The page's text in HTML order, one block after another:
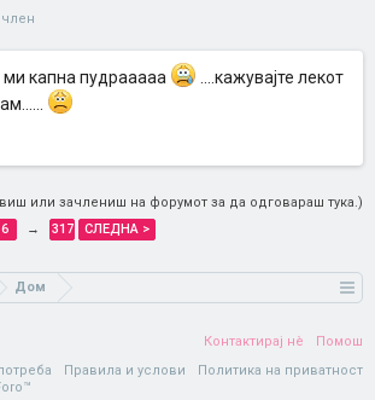
капна пудрааааа
....кажувајте лекот
или зачлениш на форумот за да одговараш тука.)
6 → 317 СЛЕДНА >
Дом
Контактирај нè
Помош
Правила и услови
Политика на приватност